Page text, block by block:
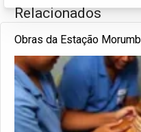
Relacionados
Obras da Estação